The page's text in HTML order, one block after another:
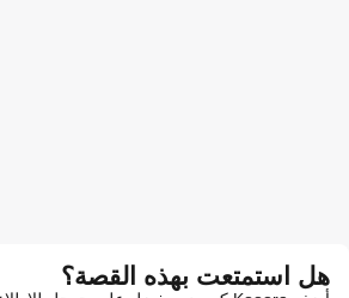
هل استمتعت بهذه القصة؟